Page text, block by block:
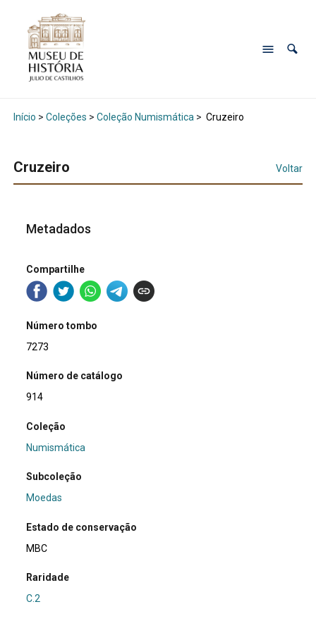
Início > Coleções > Coleção Numismática > Cruzeiro
Cruzeiro Voltar
Metadados
Compartilhe
Número tombo
7273
Número de catálogo
914
Coleção
Numismática
Subcoleção
Moedas
Estado de conservação
MBC
Raridade
C.2